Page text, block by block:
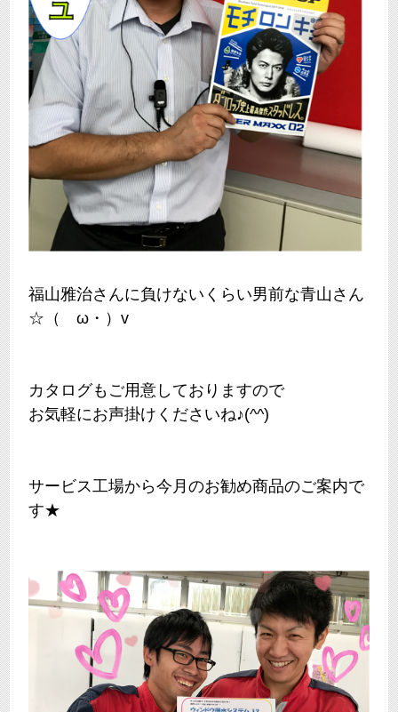
福山雅治さんに負けないくらい男前な青山さん
☆（ゝω・）v
カタログもご用意しておりますので
お気軽にお声掛けくださいね♪(^^)
サービス工場から今月のお勧め商品のご案内で
す★